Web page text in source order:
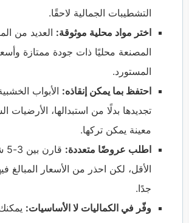
التشطيبات الجمالية لاحقًا.
اختر مواد محلية موثوقة: العديد من
المصنعة محليًا ذات جودة ممتازة
المستورد.
احتفظ بما يمكن إنقاذه: الأبواب
تجديدها بدلًا من استبدالها،
معينة يمكن تركها.
اطلب عروضًا متعددة:
الأقل، لكن احذر من الأسعار المبالغ
جدًا.
وفّر في الكماليات لا الأساسيات: